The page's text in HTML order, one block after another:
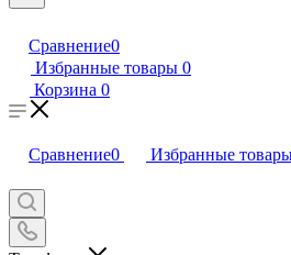
Сравнение0
Избранные товары 0
Корзина 0
Сравнение0 Избранные